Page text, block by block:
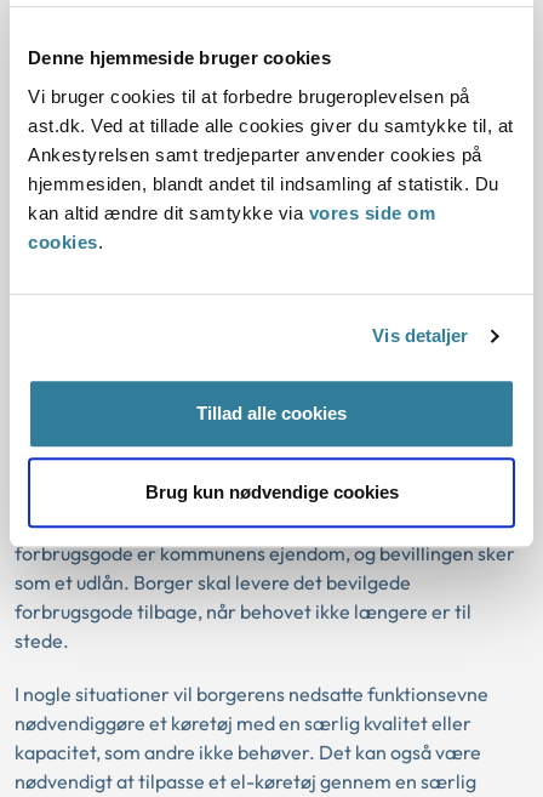
Denne hjemmeside bruger cookies
Vi bruger cookies til at forbedre brugeroplevelsen på
ast.dk. Ved at tillade alle cookies giver du samtykke til, at
Ankestyrelsen samt tredjeparter anvender cookies på
hjemmesiden, blandt andet til indsamling af statistik. Du
kan altid ændre dit samtykke via vores side om
cookies.
Vis detaljer
Tillad alle cookies
Brug kun nødvendige cookies
vælge at købe et dyrere produkt mod selv at betale
er en momsregistreret virksomhed. Borgeren får
ejendomsretten til produktet og skal ikke levere det tilbage
til kommunen.
Borgere, der bliver bevilget et forbrugsgode uden
egenbetaling, kan ikke selv frit vælge produktet og kan
heller ikke vælge et dyrere produkt, end det kommunen vil
Retten til frit valg af leverandør gælder ikke for
Et forbrugsgode, som udelukkende fungerer som et
ikke et hjælpemiddel. Det betyder, at borgere, der af
kommunen får hjælp til at anskaffe et forbrugsgode uden
egenbetaling, ikke frit kan vælge leverandør. Det bevilgede
forbrugsgode er kommunens ejendom, og bevillingen sker
som et udlån. Borger skal levere det bevilgede
forbrugsgode tilbage, når behovet ikke længere er til
stede.
I nogle situationer vil borgerens nedsatte funktionsevne
nødvendiggøre et køretøj med en særlig kvalitet eller
kapacitet, som andre ikke behøver. Det kan også være
nødvendigt at tilpasse et el-køretøj gennem en særlig